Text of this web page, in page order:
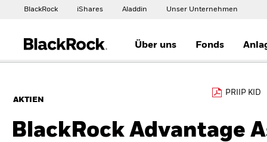
BlackRock iShares Aladdin Unser Unternehmen
Über uns Fonds
AKTIEN
PRIIP KID
BlackRock Advantage